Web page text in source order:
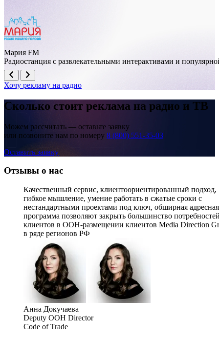
Мария FM
Радиостанция с развлекательными интерактивами и
Хочу рекламу на радио
Сколько стоит реклама на радио и ТВ
Можем рассчитать — оставьте заявку
или позвоните нам по номеру 8 (800) 551-35-03
Оставить заявку
Отзывы о нас
Качественный сервис, клиентоориентированный подход,
гибкое мышление, умение работать в сжатые сроки с
нестандартными проектами под ключ, обширная адресная
программа позволяют закрыть большинство
клиентов в OOH-размещении клиентов Media Direction
в ряде регионов РФ
Анна Докучаева
Deputy OOH Director
Code of Trade